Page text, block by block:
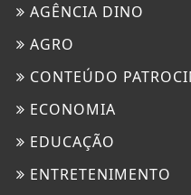
AGÊNCIA DINO
AGRO
CONTEÚDO
ECONOMIA
EDUCAÇÃO
ENTRETENIMENTO